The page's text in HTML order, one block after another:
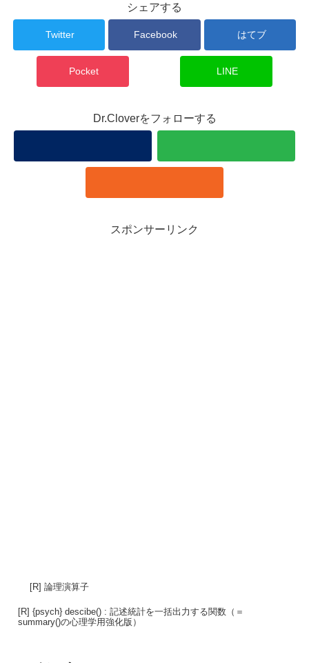
シェアする
Twitter Facebook はてブ
Pocket LINE
Dr.Cloverをフォローする
スポンサーリンク
[R] 論理演算子
[R] {psych} descibe() : 記述統計を一括出力する関数（＝
summary()の心理学用強化版）